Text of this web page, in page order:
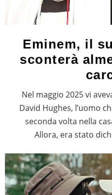
Eminem, il
sconterà
Nel maggio 2025 vi
David Hughes, l’uomo
seconda volta nella
Allora, era stato